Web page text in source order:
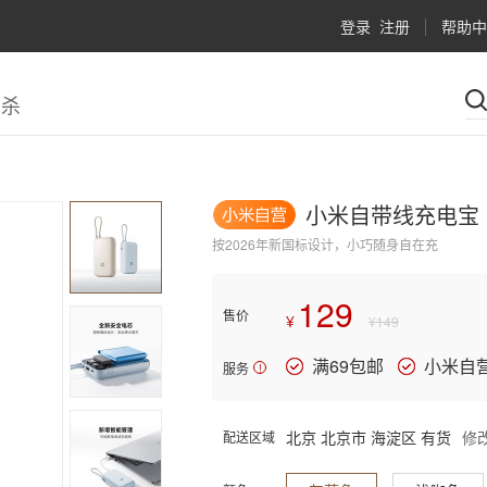
登录 注册 帮助
小米自带线充电
按2026年新国标设计，小巧随身自在充
售价 ¥ 129 ¥149
服务 ! 满69包邮 小米自
配送区域 北京 北京市 海淀区 有货 修